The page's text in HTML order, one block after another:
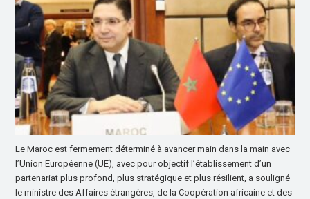
Le Maroc est fermement déterminé à avancer main dans la main avec
l’Union Européenne (UE), avec pour objectif l’établissement d’un
partenariat plus profond, plus stratégique et plus résilient, a souligné
le ministre des Affaires étrangères, de la Coopération africaine et des